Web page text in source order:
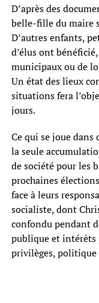
D’après des
belle-fille du maire
D’autres enfants,
d’élus ont
municipaux ou de
Un état des lieux
situations fera
jours.
Ce qui se joue dans
la seule
de société pour les
prochaines
face à leurs
socialiste, dont
confondu pendant
publique et intérêts
privilèges,